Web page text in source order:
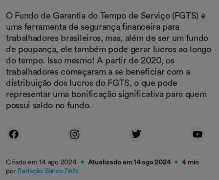
O Fundo de Garantia do Tempo de Serviço (FGTS) é
uma ferramenta de segurança financeira para
trabalhadores brasileiros, mas, além de ser um fundo
de poupança, ele também pode gerar lucros ao longo
do tempo. Isso mesmo! A partir de 2020, os
trabalhadores começaram a se beneficiar com a
distribuição dos lucros do FGTS, o que pode
representar uma bonificação significativa para quem
possui saldo no fundo.
Criado em 14 ago 2024 ● Atualizado em 14 ago 2024 ●
4 min
por Redação Banco PAN